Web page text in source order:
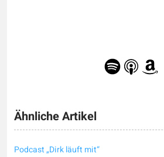
Ähnliche Artikel
Podcast „Dirk läuft mit“